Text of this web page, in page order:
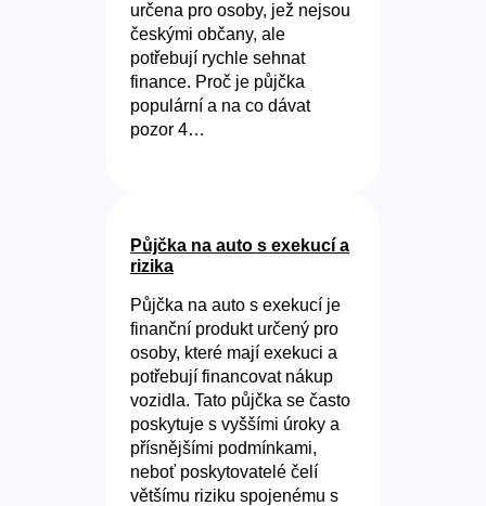
určena pro osoby, jež nejsou
českými občany, ale
potřebují rychle sehnat
finance. Proč je půjčka
populární a na co dávat
pozor 4…
Půjčka na auto s exekucí a
rizika
Půjčka na auto s exekucí je
finanční produkt určený pro
osoby, které mají exekuci a
potřebují financovat nákup
vozidla. Tato půjčka se často
poskytuje s vyššími úroky a
přísnějšími podmínkami,
neboť poskytovatelé čelí
většímu riziku spojenému s